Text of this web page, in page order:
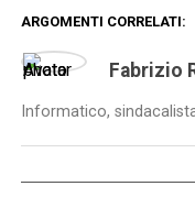
ARGOMENTI CORRELATI:
Fabrizio
Informatico,